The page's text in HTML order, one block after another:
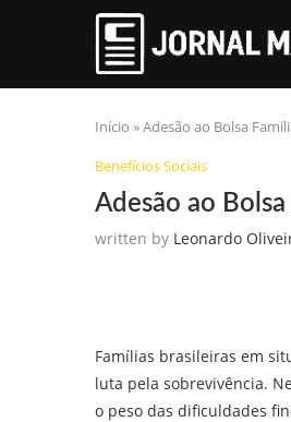
Início »Adesão ao Bolsa
Benefícios Sociais
Adesão ao
written by Leonardo
Famílias brasileiras em
luta pela sobrevivência.
o peso das dificuldades